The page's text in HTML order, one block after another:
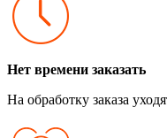
Нет времени заказать
На обработку заказа